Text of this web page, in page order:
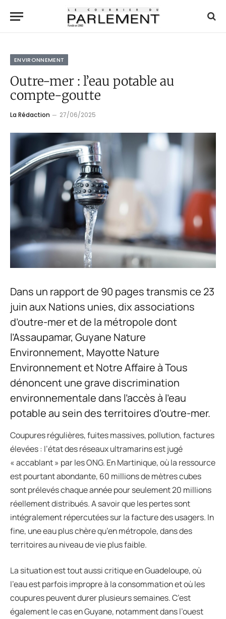
ENVIRONNEMENT
Outre-mer : l’eau potable au
compte-goutte
La Rédaction 27/06/2025
Dans un rapport de 90 pages transmis ce 23
juin aux Nations unies, dix associations
d’outre-mer et de la métropole dont
l’Assaupamar, Guyane Nature
Environnement, Mayotte Nature
Environnement et Notre Affaire à Tous
dénoncent une grave discrimination
environnementale dans l’accès à l’eau
potable au sein des territoires d’outre-mer.
Coupures régulières, fuites massives, pollution, factures
élevées : l’état des réseaux ultramarins est jugé
« accablant » par les ONG. En Martinique, où la ressource
est pourtant abondante, 60 millions de mètres cubes
sont prélevés chaque année pour seulement 20 millions
réellement distribués. A savoir que les pertes sont
intégralement répercutées sur la facture des usagers. In
fine, une eau plus chère qu’en métropole, dans des
territoires au niveau de vie plus faible.
La situation est tout aussi critique en Guadeloupe, où
l’eau est parfois impropre à la consommation et où les
coupures peuvent durer plusieurs semaines. C’est
également le cas en Guyane, notamment dans l’ouest